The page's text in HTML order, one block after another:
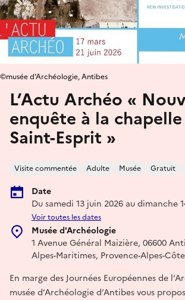
L’Actu Archéo «
enquête à la
Saint-Esprit »
Visite commentée Adulte Musée Gratuit
Date
Du samedi 13 juin 2026 au dimanche
Voir toutes les dates
Musée d'Archéologie
1 Avenue Général Maizière, 06600
Alpes-Maritimes, Provence-Alpes-
©musée d'Archéologie, Antibes
En marge des Journées Européennes de
musée d’Archéologie d’Antibes vous